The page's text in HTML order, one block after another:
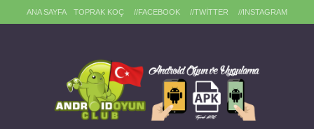
ANA SAYFA TOPRAK KOÇ //FACEBOOK //TWITTER //INSTAGRAM